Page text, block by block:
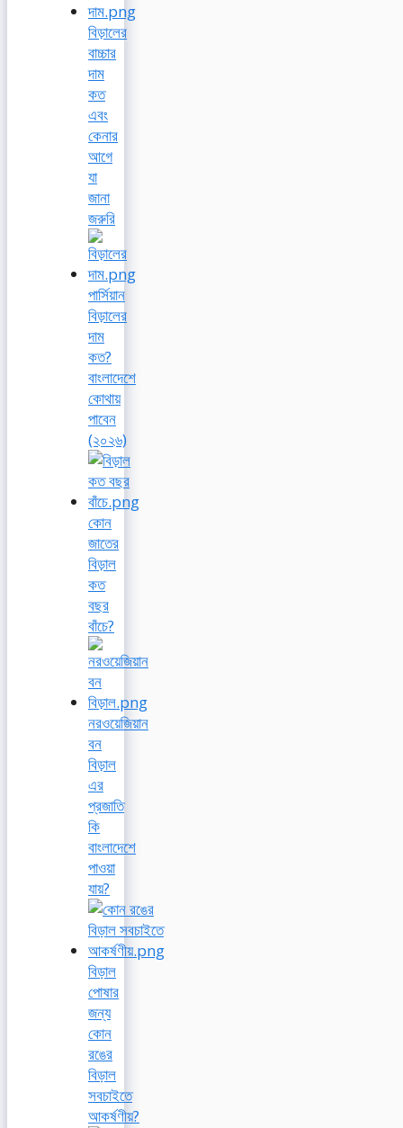
বিড়ালের
বাচ্চার
দাম
কত
এবং
কেনার
আগে
যা
জানা
জরুরি
পার্সিয়ান
বিড়ালের
দাম
কত?
বাংলাদেশে
কোথায়
পাবেন
(২০২৬)
কোন
জাতের
বিড়াল
কত
বছর
বাঁচে?
নরওয়েজিয়ান
বন
বিড়াল
এর
প্রজাতি
কি
বাংলাদেশে
পাওয়া
যায়?
বিড়াল
পোষার
জন্য
কোন
রঙের
বিড়াল
সবচাইতে
আকর্ষণীয়?